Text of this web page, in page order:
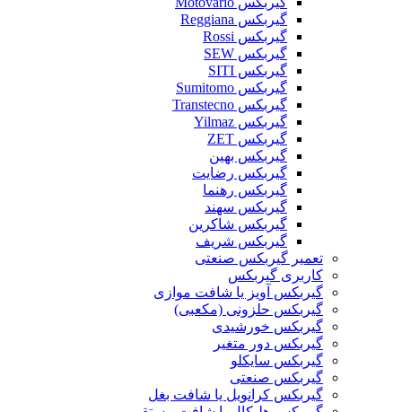
گیربکس Reggiana
گیربکس Rossi
گیربکس SEW
گیربکس SITI
گیربکس Sumitomo
گیربکس Transtecno
گیربکس Yilmaz
گیربکس ZET
گیربکس بهین
گیربکس رضایت
گیربکس رهنما
گیربکس سهند
گیربکس شاکرین
گیربکس شریف
تعمیر گیربکس صنعتی
کاربری گیربکس
گیربکس آویز یا شافت موازی
گیربکس حلزونی (مکعبی)
گیربکس خورشیدی
گیربکس دور متغیر
گیربکس سایکلو
گیربکس صنعتی
گیربکس کرانویل یا شافت بغل